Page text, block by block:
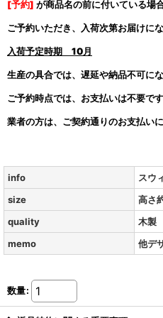
[予約] が商品名の前に付いている場
ご予約いただき、入荷次第お届けにな
入荷予定時期 10月
生産の具合では、遅延や納品不可に
ご予約時点では、お支払いは不要で
業者の方は、ご契約通りのお支払いに
info
スウ
size
高さ
quality
木製
memo
他デ
数量: